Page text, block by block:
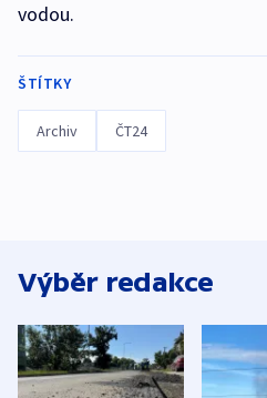
vodou.
ŠTÍTKY
Archiv ČT24
Výběr redakce